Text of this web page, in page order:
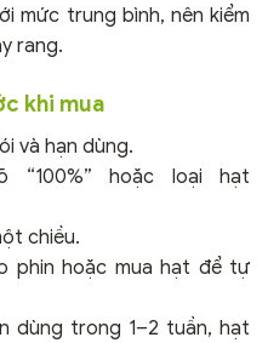
mức trung bình, nên kiểm
rang.
khi mua
và hạn dùng.
hoặc loại hạt
chiều.
phin hoặc mua hạt để tự
dùng trong 1–2 tuần, hạt